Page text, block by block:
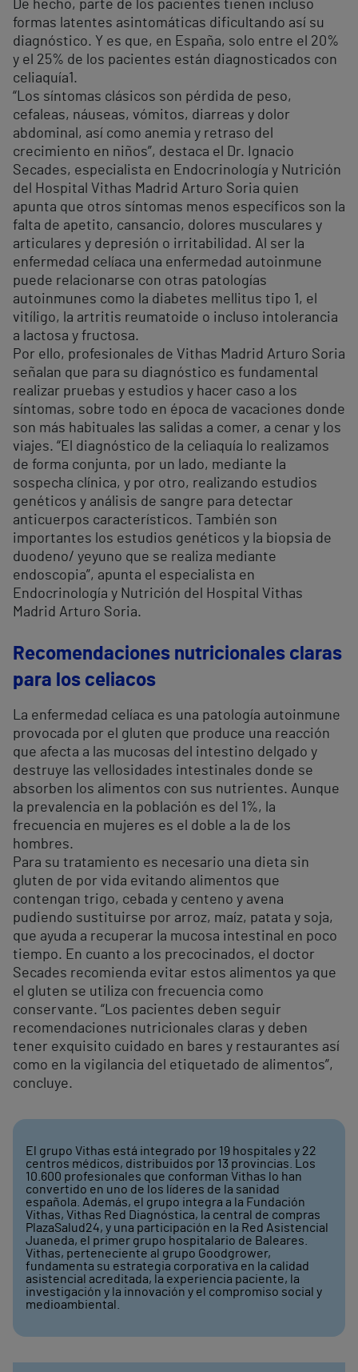
De hecho, parte de los pacientes tienen incluso
formas latentes asintomáticas dificultando así su
diagnóstico. Y es que, en España, solo entre el 20%
y el 25% de los pacientes están diagnosticados con
celiaquía1.
“Los síntomas clásicos son pérdida de peso,
cefaleas, náuseas, vómitos, diarreas y dolor
abdominal, así como anemia y retraso del
crecimiento en niños”, destaca el Dr. Ignacio
Secades, especialista en Endocrinología y Nutrición
del Hospital Vithas Madrid Arturo Soria quien
apunta que otros síntomas menos específicos son la
falta de apetito, cansancio, dolores musculares y
articulares y depresión o irritabilidad. Al ser la
enfermedad celíaca una enfermedad autoinmune
puede relacionarse con otras patologías
autoinmunes como la diabetes mellitus tipo 1, el
vitíligo, la artritis reumatoide o incluso intolerancia
a lactosa y fructosa.
Por ello, profesionales de Vithas Madrid Arturo Soria
señalan que para su diagnóstico es fundamental
realizar pruebas y estudios y hacer caso a los
síntomas, sobre todo en época de vacaciones donde
son más habituales las salidas a comer, a cenar y los
viajes. “El diagnóstico de la celiaquía lo realizamos
de forma conjunta, por un lado, mediante la
sospecha clínica, y por otro, realizando estudios
genéticos y análisis de sangre para detectar
anticuerpos característicos. También son
importantes los estudios genéticos y la biopsia de
duodeno/ yeyuno que se realiza mediante
endoscopia”, apunta el especialista en
Endocrinología y Nutrición del Hospital Vithas
Madrid Arturo Soria.
Recomendaciones nutricionales claras
para los celiacos
La enfermedad celíaca es una patología autoinmune
provocada por el gluten que produce una reacción
que afecta a las mucosas del intestino delgado y
destruye las vellosidades intestinales donde se
absorben los alimentos con sus nutrientes. Aunque
la prevalencia en la población es del 1%, la
frecuencia en mujeres es el doble a la de los
hombres.
Para su tratamiento es necesario una dieta sin
gluten de por vida evitando alimentos que
contengan trigo, cebada y centeno y avena
pudiendo sustituirse por arroz, maíz, patata y soja,
que ayuda a recuperar la mucosa intestinal en poco
tiempo. En cuanto a los precocinados, el doctor
Secades recomienda evitar estos alimentos ya que
el gluten se utiliza con frecuencia como
conservante. “Los pacientes deben seguir
recomendaciones nutricionales claras y deben
tener exquisito cuidado en bares y restaurantes así
como en la vigilancia del etiquetado de alimentos”,
concluye.
El grupo Vithas está integrado por 19 hospitales y 22
centros médicos, distribuidos por 13 provincias. Los
10.600 profesionales que conforman Vithas lo han
convertido en uno de los líderes de la sanidad
española. Además, el grupo integra a la Fundación
Vithas, Vithas Red Diagnóstica, la central de compras
PlazaSalud24, y una participación en la Red Asistencial
Juaneda, el primer grupo hospitalario de Baleares.
Vithas, perteneciente al grupo Goodgrower,
fundamenta su estrategia corporativa en la calidad
asistencial acreditada, la experiencia paciente, la
investigación y la innovación y el compromiso social y
medioambiental.